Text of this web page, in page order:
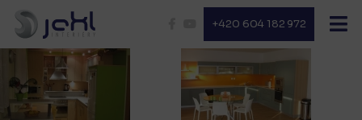
+420 604 182 972